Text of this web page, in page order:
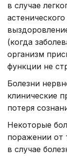
в случае
(когда
организм
функции не
Болезни
клинические
потеря
Некоторые
поражении от
в случае